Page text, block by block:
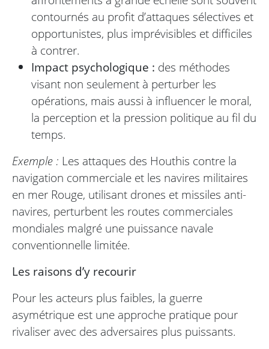
contournés au profit d’attaques sélectives et
opportunistes, plus imprévisibles et difficiles
à contrer.
Impact psychologique : des méthodes
visant non seulement à perturber les
opérations, mais aussi à influencer le moral,
la perception et la pression politique au fil du
temps.
Exemple : Les attaques des Houthis contre la
navigation commerciale et les navires militaires
en mer Rouge, utilisant drones et missiles anti-
navires, perturbent les routes commerciales
mondiales malgré une puissance navale
conventionnelle limitée.
Les raisons d’y recourir
Pour les acteurs plus faibles, la guerre
asymétrique est une approche pratique pour
rivaliser avec des adversaires plus puissants.